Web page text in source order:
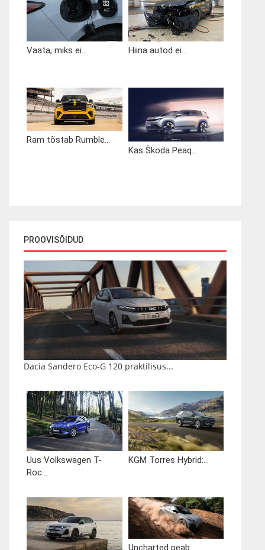
Vaata, miks ei... Hiina autod ei...
Ram tõstab Rumble...
Kas Škoda Peaq...
PROOVISÕIDUD
Dacia Sandero Eco-G 120 praktilisus...
Uus Volkswagen T-
Roc...
KGM Torres Hybrid:...
Uncharted peab